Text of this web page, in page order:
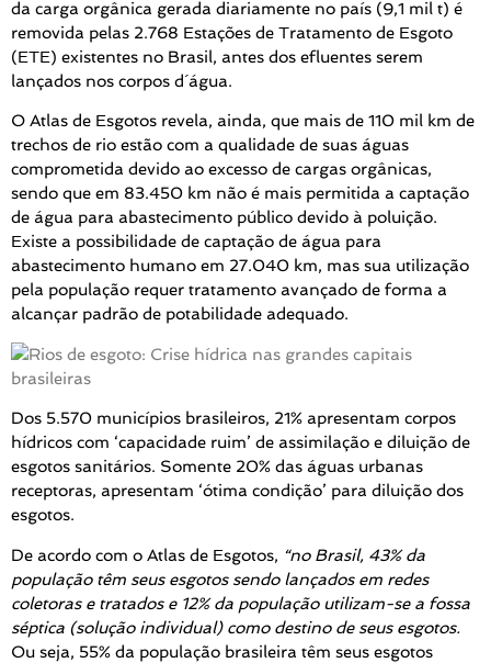
da carga orgânica gerada diariamente no país (9,1 mil t) é
removida pelas 2.768 Estações de Tratamento de Esgoto
(ETE) existentes no Brasil, antes dos efluentes serem
lançados nos corpos d´água.
O Atlas de Esgotos revela, ainda, que mais de 110 mil km de
trechos de rio estão com a qualidade de suas águas
comprometida devido ao excesso de cargas orgânicas,
sendo que em 83.450 km não é mais permitida a captação
de água para abastecimento público devido à poluição.
Existe a possibilidade de captação de água para
abastecimento humano em 27.040 km, mas sua utilização
pela população requer tratamento avançado de forma a
alcançar padrão de potabilidade adequado.
Dos 5.570 municípios brasileiros, 21% apresentam corpos
hídricos com ‘capacidade ruim’ de assimilação e diluição de
esgotos sanitários. Somente 20% das águas urbanas
receptoras, apresentam ‘ótima condição’ para diluição dos
esgotos.
De acordo com o Atlas de Esgotos, “no Brasil, 43% da
população têm seus esgotos sendo lançados em redes
coletoras e tratados e 12% da população utilizam-se a fossa
séptica (solução individual) como destino de seus esgotos.
Ou seja, 55% da população brasileira têm seus esgotos